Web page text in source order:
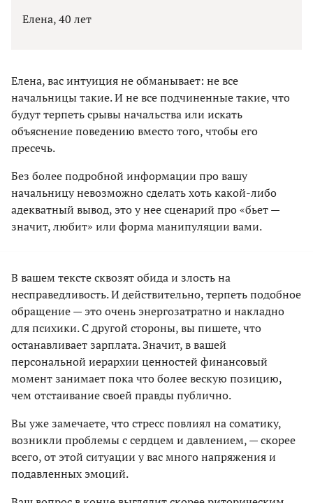
Елена, 40 лет
Елена, вас интуиция не обманывает: не все
начальницы такие. И не все подчиненные такие, что
будут терпеть срывы начальства или искать
объяснение поведению вместо того, чтобы его
пресечь.
Без более подробной информации про вашу
начальницу невозможно сделать хоть какой-либо
адекватный вывод, это у нее сценарий про «бьет —
значит, любит» или форма манипуляции вами.
В вашем тексте сквозят обида и злость на
несправедливость. И действительно, терпеть подобное
обращение — это очень энергозатратно и накладно
для психики. С другой стороны, вы пишете, что
останавливает зарплата. Значит, в вашей
персональной иерархии ценностей финансовый
момент занимает пока что более вескую позицию,
чем отстаивание своей правды публично.
Вы уже замечаете, что стресс повлиял на соматику,
возникли проблемы с сердцем и давлением, — скорее
всего, от этой ситуации у вас много напряжения и
подавленных эмоций.